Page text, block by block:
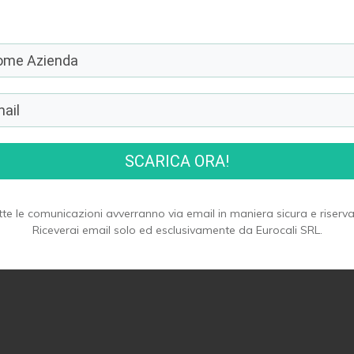
SCARICA ORA!
le comunicazioni avverranno via email in maniera sicura e
Riceverai email solo ed esclusivamente da Eurocali SRL.